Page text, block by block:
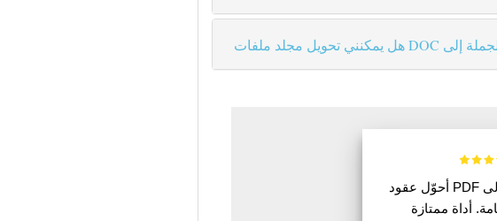
أحوّل عقود PDF قديمة إلى RTF لتعديلها. النص